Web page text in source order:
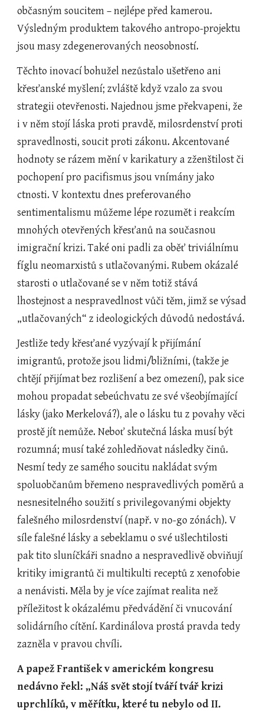
občasným soucitem – nejlépe před kamerou.
Výsledným produktem takového antropo-projektu
jsou masy zdegenerovaných neosobností.
Těchto inovací bohužel nezůstalo ušetřeno ani
křesťanské myšlení; zvláště když vzalo za svou
strategii otevřenosti. Najednou jsme překvapeni, že
i v něm stojí láska proti pravdě, milosrdenství proti
spravedlnosti, soucit proti zákonu. Akcentované
hodnoty se rázem mění v karikatury a zženštilost či
pochopení pro pacifismus jsou vnímány jako
ctnosti. V kontextu dnes preferovaného
sentimentalismu můžeme lépe rozumět i reakcím
mnohých otevřených křesťanů na současnou
imigrační krizi. Také oni padli za oběť triviálnímu
fíglu neomarxistů s utlačovanými. Rubem okázalé
starosti o utlačované se v něm totiž stává
lhostejnost a nespravedlnost vůči těm, jimž se výsad
„utlačovaných“ z ideologických důvodů nedostává.
Jestliže tedy křesťané vyzývají k přijímání
imigrantů, protože jsou lidmi/bližními, (takže je
chtějí přijímat bez rozlišení a bez omezení), pak sice
mohou propadat sebeúchvatu ze své všeobjímající
lásky (jako Merkelová?), ale o lásku tu z povahy věci
prostě jít nemůže. Neboť skutečná láska musí být
rozumná; musí také zohledňovat následky činů.
Nesmí tedy ze samého soucitu nakládat svým
spoluobčanům břemeno nespravedlivých poměrů a
nesnesitelného soužití s privilegovanými objekty
falešného milosrdenství (např. v no-go zónách). V
síle falešné lásky a sebeklamu o své ušlechtilosti
pak tito sluníčkáři snadno a nespravedlivě obviňují
kritiky imigrantů či multikulti receptů z xenofobie
a nenávisti. Měla by je více zajímat realita než
příležitost k okázalému předvádění či vnucování
solidárního cítění. Kardinálova prostá pravda tedy
zazněla v pravou chvíli.
A papež František v americkém kongresu
nedávno řekl: „Náš svět stojí tváří tvář krizi
uprchlíků, v měřítku, které tu nebylo od II.